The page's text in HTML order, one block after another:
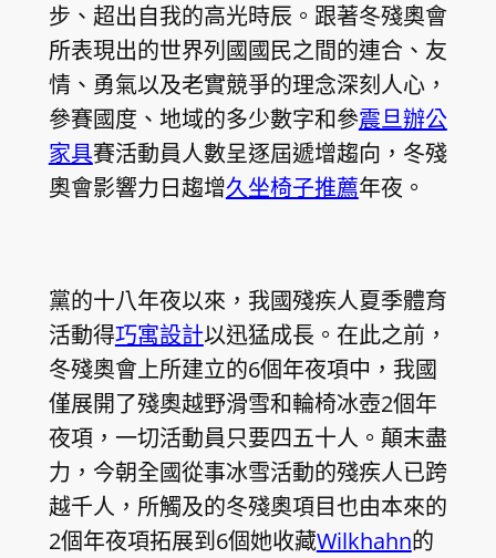
步、超出自我的高光時辰。跟著冬殘奧會
所表現出的世界列國國民之間的連合、友
情、勇氣以及老實競爭的理念深刻人心，
參賽國度、地域的多少數字和參震旦辦公
家具賽活動員人數呈逐屆遞增趨向，冬殘
奧會影響力日趨增久坐椅子推薦年夜。
黨的十八年夜以來，我國殘疾人夏季體育
活動得巧寓設計以迅猛成長。在此之前，
冬殘奧會上所建立的6個年夜項中，我國
僅展開了殘奧越野滑雪和輪椅冰壺2個年
夜項，一切活動員只要四五十人。顛末盡
力，今朝全國從事冰雪活動的殘疾人已跨
越千人，所觸及的冬殘奧項目也由本來的
2個年夜項拓展到6個她收藏Wilkhahn的